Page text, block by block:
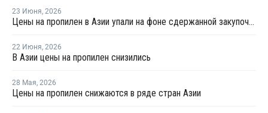
23 Июня, 2026
Цены на пропилен в Азии упали на фоне сдержанной закупочной активности
22 Июня, 2026
В Азии цены на пропилен снизились
28 Мая, 2026
Цены на пропилен снижаются в ряде стран Азии